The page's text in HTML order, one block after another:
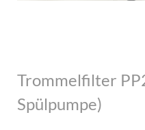
Trommelfilter
Spülpumpe)